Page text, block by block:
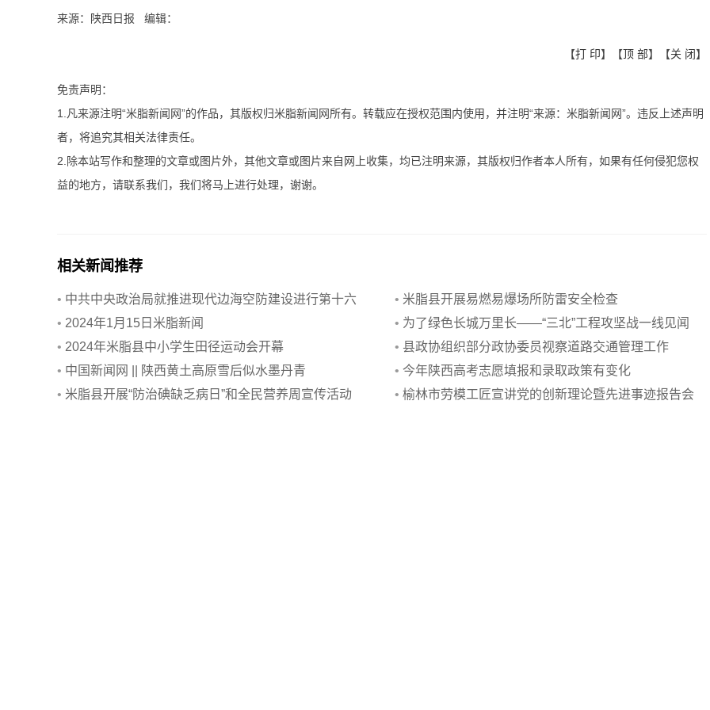
来源：陕西日报 编辑：
【打 印】【顶 部】【关 闭】
免责声明：
1.凡来源注明“米脂新闻网”的作品，其版权归米脂新闻网所有。转载应在授权范围内使用，并注明“来源：米脂新闻网”。违反上述声明
者，将追究其相关法律责任。
2.除本站写作和整理的文章或图片外，其他文章或图片来自网上收集，均已注明来源，其版权归作者本人所有，如果有任何侵犯您权
益的地方，请联系我们，我们将马上进行处理，谢谢。
相关新闻推荐
• 中共中央政治局就推进现代边海空防建设进行第十六
次集体学习
• 米脂县开展易燃易爆场所防雷安全检查
• 2024年1月15日米脂新闻 • 为了绿色长城万里长——“三北”工程攻坚战一线见闻
• 2024年米脂县中小学生田径运动会开幕 • 县政协组织部分政协委员视察道路交通管理工作
• 中国新闻网 || 陕西黄土高原雪后似水墨丹青 • 今年陕西高考志愿填报和录取政策有变化
• 米脂县开展“防治碘缺乏病日”和全民营养周宣传活动 • 榆林市劳模工匠宣讲党的创新理论暨先进事迹报告会